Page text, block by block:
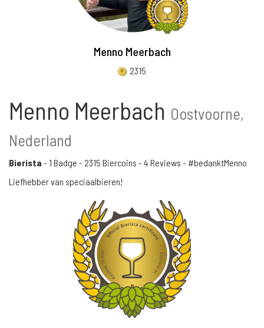
Menno Meerbach
2315
Menno Meerbach Oostvoorne,
Nederland
Bierista - 1 Badge - 2315 Biercoins - 4 Reviews - #bedanktMenno
Liefhebber van speciaalbieren!